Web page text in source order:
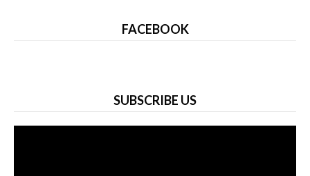
FACEBOOK
SUBSCRIBE US